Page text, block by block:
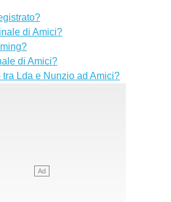
di Amici?
di Amici?
Lda e Nunzio ad Amici?